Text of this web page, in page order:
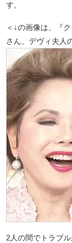
す。
＜↓の画像は、『
さん、デヴィ夫人
2人の間でトラブ